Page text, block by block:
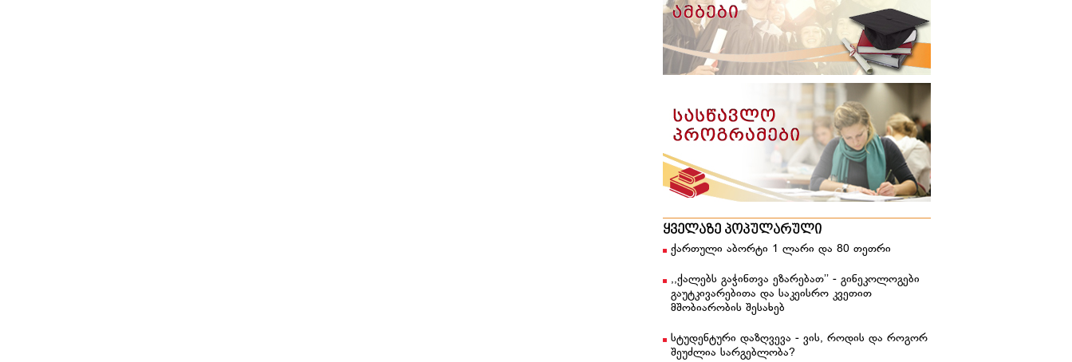
ყველაზე პოპულარული
ქართული აბორტი 1 ლარი და 80 თეთრი
,,ქალებს გაჭინთვა ეზარებათ’’ - გინეკოლოგები
გაუტკივარებითა და საკეისრო კვეთით
მშობიარობის შესახებ
სტუდენტური დაზღვევა - ვის, როდის და როგორ
შეუძლია სარგებლობა?